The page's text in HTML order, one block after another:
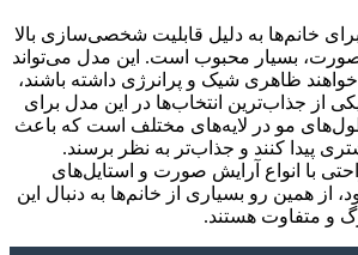
خانم‌ها به دلیل قابلیت شخصی‌سازی بالا
صورت، بسیار محبوب است. این مدل می‌تواند
ظاهری شیک و پرانرژی داشته باشند،
از جذاب‌ترین انتخاب‌ها در این مدل برای
طول‌های مو در لایه‌های مختلف است که باعث
پیدا کنند و جذاب‌تر به نظر برسند.
با انواع آرایش صورت و استایل‌های
همین رو بسیاری از خانم‌ها به دنبال این
و متفاوت هستند.